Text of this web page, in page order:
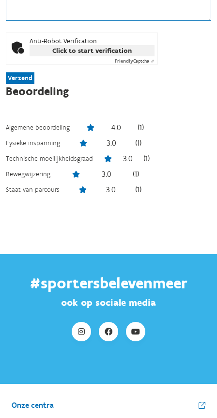
Anti-Robot Verification
Click to start verification
FriendlyCaptcha ⇗
Verzend
Beoordeling
Algemene beoordeling 4.0 (1)
Fysieke inspanning 3.0 (1)
Technische moeilijkheidsgraad 3.0 (1)
Bewegwijzering 3.0 (1)
Staat van parcours 3.0 (1)
#sportersbelevenmeer
ook op sociale media
Onze centra